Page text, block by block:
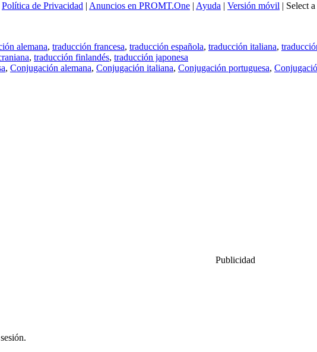
Política de Privacidad | Anuncios en PROMT.One | Ayuda | Versión móvil | Select
alemana, traducción francesa, traducción española, traducción italiana,
, traducción finlandés, traducción japonesa
, Conjugación alemana, Conjugación italiana, Conjugación portuguesa,
Publicidad